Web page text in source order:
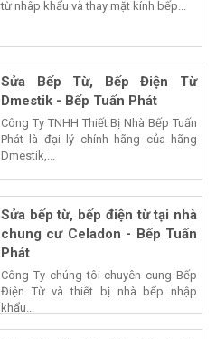
từ nhâp khẩu và thay mặt kính bếp...
Sửa Bếp Từ, Bếp Điện Từ
Dmestik - Bếp Tuấn Phát
Công Ty TNHH Thiết Bị Nhà Bếp Tuấn
Phát là đại lý chính hãng của hãng
Dmestik,...
Sửa bếp từ, bếp điện từ tại nhà
chung cư Celadon - Bếp Tuấn
Phát
Công Ty chúng tôi chuyên cung Bếp
Điện Từ và thiết bị nhà bếp nhập
khẩu...